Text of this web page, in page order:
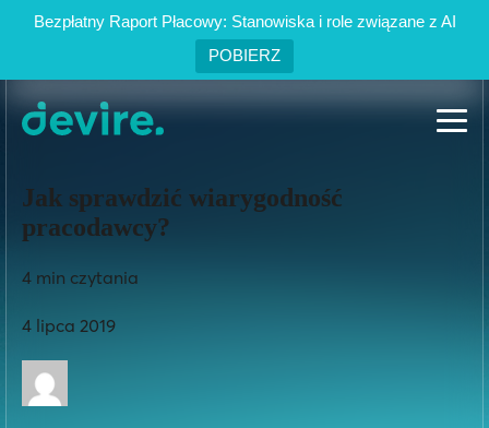
Bezpłatny Raport Płacowy: Stanowiska i role związane z AI
POBIERZ
Oferty pracy
Usługi
Jak sprawdzić wiarygodność
pracodawcy?
4 min czytania
4 lipca 2019